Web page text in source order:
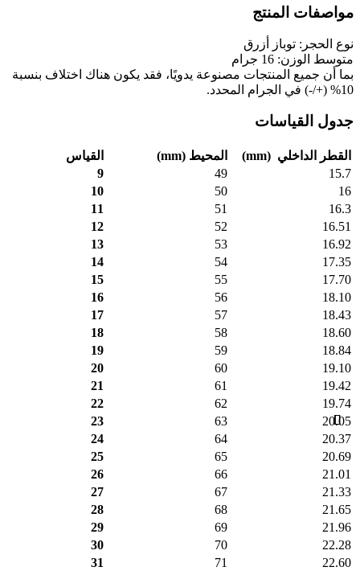
مواصفات المنتج
نوع الحجر: توباز أزرق
متوسط ​​الوزن: 16 جرام
بما أن جميع المنتجات مصنوعة يدويًا، فقد يكون هناك اختلاف بنسبة
10% (+/-) في الجرام المحدد.
جدول القياسات
القطر الداخلي (mm) المحيط (mm)
القياس
15.7
49
9
16
50
10
16.3
51
11
16.51
52
12
16.92
53
13
17.35
54
14
17.70
55
15
18.10
56
16
18.43
57
17
18.60
58
18
18.84
59
19
19.10
60
20
19.42
61
21
19.74
62
22
20.05
63
23
20.37
64
24
20.69
65
25
21.01
66
26
21.33
67
27
21.65
68
28
21.96
69
29
22.28
70
30
22.60
71
31